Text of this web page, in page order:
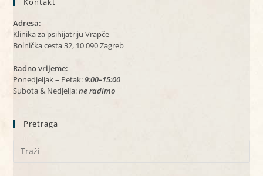
Adresa:
Klinika za psihijatriju Vrapče
Bolnička cesta 32, 10 090 Zagreb
Radno vrijeme:
Ponedjeljak – Petak:9:00–15:00
Subota & Nedjelja:ne radimo
Pretraga